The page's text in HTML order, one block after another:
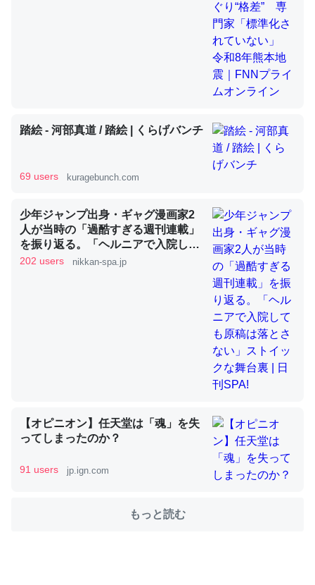
コオロギのカルシウム分はエビの600分の1程度。
─ニュース :: 【研究発表】昆虫学の大問題＝「昆虫はなぜ海にいな
論文では「淡水はカルシウムも酸素も不足してて両方に不
利だから両方が拮抗してるのでは」とあって面白い。海に
いる鋏角類（カブトガニ・ウミグモ）はカルシウムを使わ
ずキチンを強化してる筈だが、酵素が違うのか？
いのか」に関する新仮説
これを元に考えるとカルシウムを大量に使う脊椎動物と貝
類は苦労してるんだな…。腹足類だと殻を無くしてナメク
─ニュース :: 【研究発表】昆虫学の大問題＝「昆虫はなぜ海にいな
ウチもEchoを実家に置いて４年。でたまに覗いてる。ぼ
ちぼちRingも置こうかと画策中。あと、Googleマップで
これ見て生きてるなって分かる。
踏絵 - 河部真道 / 踏絵 | くらげバンチ
69 users kuragebunch.com
少年ジャンプ出身・ギャグ漫画家2
人が当時の「過酷すぎる週刊連載」
を振り返る。「ヘルニアで入院して
も原稿は落とさない」ストイックな
202 users nikkan-spa.jp
【オピニオン】任天堂は「魂」を失
ってしまったのか？
91 users jp.ign.com
もっと読む